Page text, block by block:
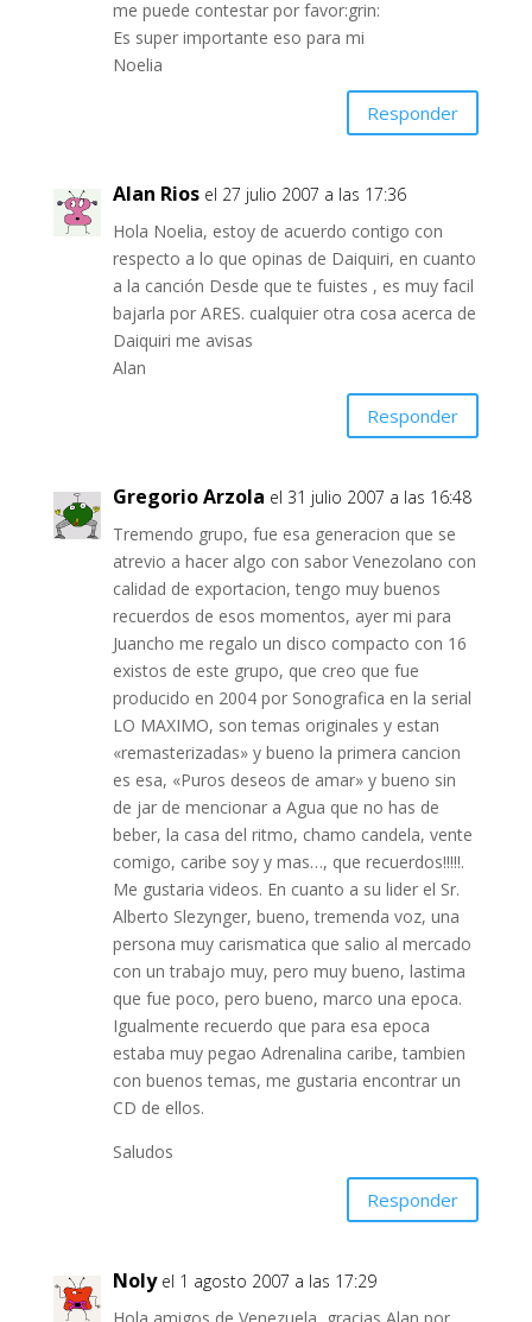
me puede contestar por favor:grin:
Es super importante eso para mi
Noelia
Responder
Alan Rios el 27 julio 2007 a las 17:36
Hola Noelia, estoy de acuerdo contigo con
respecto a lo que opinas de Daiquiri, en cuanto
a la canción Desde que te fuistes , es muy facil
bajarla por ARES. cualquier otra cosa acerca de
Daiquiri me avisas
Alan
Responder
Gregorio Arzola el 31 julio 2007 a las 16:48
Tremendo grupo, fue esa generacion que se
atrevio a hacer algo con sabor Venezolano con
calidad de exportacion, tengo muy buenos
recuerdos de esos momentos, ayer mi para
Juancho me regalo un disco compacto con 16
existos de este grupo, que creo que fue
producido en 2004 por Sonografica en la serial
LO MAXIMO, son temas originales y estan
«remasterizadas» y bueno la primera cancion
es esa, «Puros deseos de amar» y bueno sin
de jar de mencionar a Agua que no has de
beber, la casa del ritmo, chamo candela, vente
comigo, caribe soy y mas…, que recuerdos!!!!!.
Me gustaria videos. En cuanto a su lider el Sr.
Alberto Slezynger, bueno, tremenda voz, una
persona muy carismatica que salio al mercado
con un trabajo muy, pero muy bueno, lastima
que fue poco, pero bueno, marco una epoca.
Igualmente recuerdo que para esa epoca
estaba muy pegao Adrenalina caribe, tambien
con buenos temas, me gustaria encontrar un
CD de ellos.
Saludos
Responder
Noly el 1 agosto 2007 a las 17:29